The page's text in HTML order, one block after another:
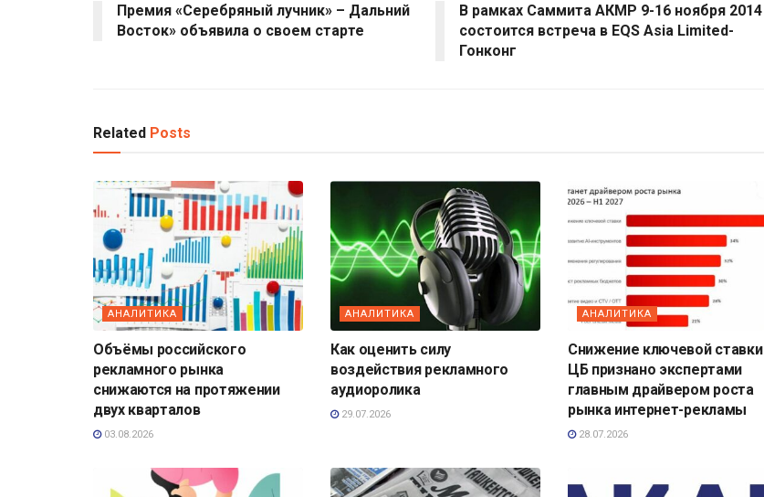
Премия «Серебряный лучник» – Дальний
Восток» объявила о своем старте
В рамках Саммита АКМР 9-16 ноября 2014
состоится встреча в EQS Asia Limited-
Гонконг
Related Posts
АНАЛИТИКА
Объёмы российского
рекламного рынка
снижаются на протяжении
двух кварталов
03.08.2026
АНАЛИТИКА
Как оценить силу
воздействия рекламного
аудиоролика
29.07.2026
АНАЛИТИКА
Снижение ключевой ставки
ЦБ признано экспертами
главным драйвером роста
рынка интернет-рекламы
28.07.2026